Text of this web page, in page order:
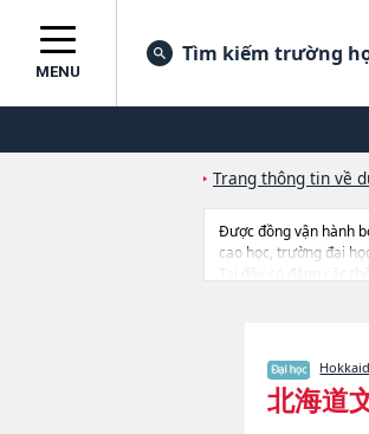
MENU
Tìm kiếm trường
Trang thông tin về
Được đồng vận hành
cao học, trường đại
Tại đây có đăng các
北海道